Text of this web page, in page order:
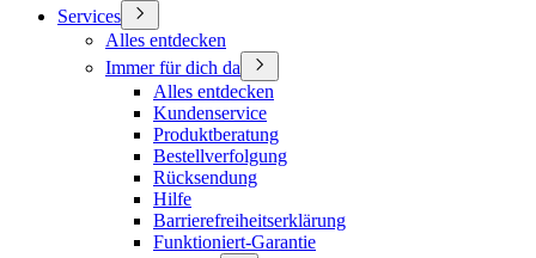
Services
Alles entdecken
Immer für dich da
Alles entdecken
Kundenservice
Produktberatung
Bestellverfolgung
Rücksendung
Hilfe
Barrierefreiheitserklärung
Funktioniert-Garantie